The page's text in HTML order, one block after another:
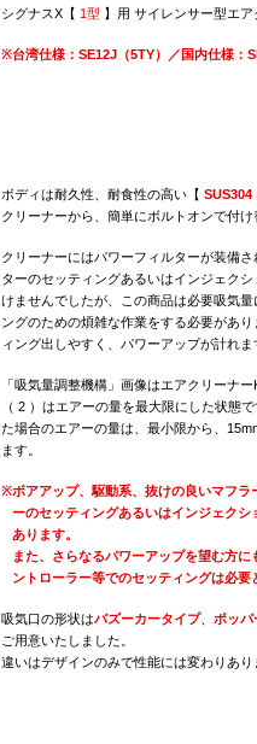
シグナスX【 1型 】用 サイレンサー型エ
※台湾仕様：SE12J（5TY）／国内仕様：
ボディは耐久性、耐食性の高い【 SUS304
クリーナーから、簡単にボルトオンで付
クリーナーにはパワーフィルターが装備
ターのセッティングあるいはインジェク
けませんでしたが、この商品は必要吸気
ングのための煩雑な作業をする必要があ
ィング出しやすく、パワーアップが計れま
「吸気量調整機構」画像はエアクリーナ
（ 2 ）はエアーの量を最大限にした状態
た場合のエアーの量は、最小限から、
ます。
※ボアアップ、駆動系、抜けの良いマフ
ーのセッティングあるいはインジェク
あります。
また、さらなるパワーアップを望む方
ントローラー等でのセッティングは必要
吸気口の形状はバズーカータイプ、 ポッパ
ご用意いたしました。
違いはデザインのみで性能には変わりあ